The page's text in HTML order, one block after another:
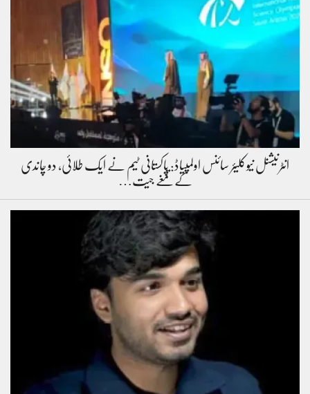
انٹرنیشنل نیوکلیئر سائنس اولمپیاڈ: پاکستانی ٹیم نے ایک طلائی، دو چاندی
کے تمغے جیت…